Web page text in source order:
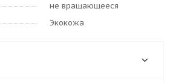
не вращающееся
Экокожа